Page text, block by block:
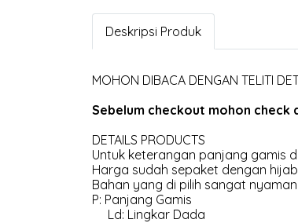
Deskripsi Produk
MOHON DIBACA DENGAN TELITI
Sebelum checkout mohon
DETAILS PRODUCTS
Untuk keterangan panjang gamis
Harga sudah sepaket dengan
Bahan yang di pilih sangat
P: Panjang Gamis
Ld: Lingkar Dada